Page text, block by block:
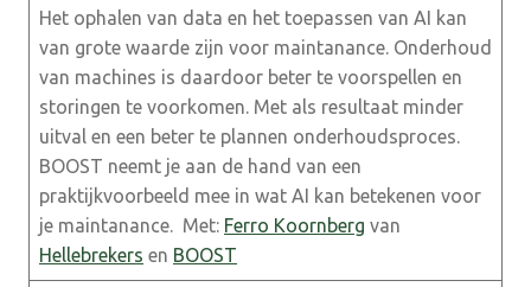
Het ophalen van data en het toepassen van AI kan
van grote waarde zijn voor maintanance. Onderhoud
van machines is daardoor beter te voorspellen en
storingen te voorkomen. Met als resultaat minder
uitval en een beter te plannen onderhoudsproces.
BOOST neemt je aan de hand van een
praktijkvoorbeeld mee in wat AI kan betekenen voor
je maintanance. Met: Ferro Koornberg van
Hellebrekers en BOOST